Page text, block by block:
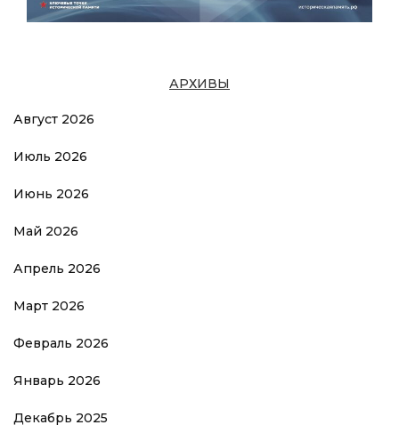
АРХИВЫ
Август 2026
Июль 2026
Июнь 2026
Май 2026
Апрель 2026
Март 2026
Февраль 2026
Январь 2026
Декабрь 2025